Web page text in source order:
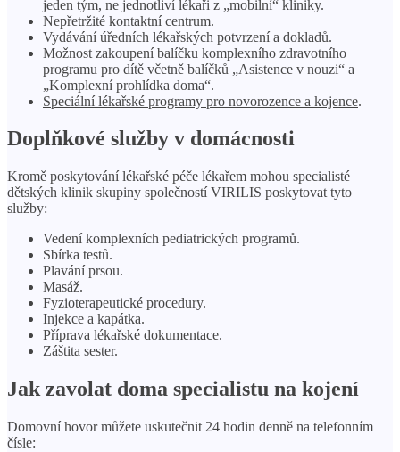
jeden tým, ne jednotliví lékaři z „mobilní“ kliniky.
Nepřetržité kontaktní centrum.
Vydávání úředních lékařských potvrzení a dokladů.
Možnost zakoupení balíčku komplexního zdravotního
programu pro dítě včetně balíčků „Asistence v nouzi“ a
„Komplexní prohlídka doma“.
Speciální lékařské programy pro novorozence a kojence.
Doplňkové služby v domácnosti
Kromě poskytování lékařské péče lékařem mohou specialisté
dětských klinik skupiny společností VIRILIS poskytovat tyto
služby:
Vedení komplexních pediatrických programů.
Sbírka testů.
Plavání prsou.
Masáž.
Fyzioterapeutické procedury.
Injekce a kapátka.
Příprava lékařské dokumentace.
Záštita sester.
Jak zavolat doma specialistu na kojení
Domovní hovor můžete uskutečnit 24 hodin denně na telefonním
čísle: